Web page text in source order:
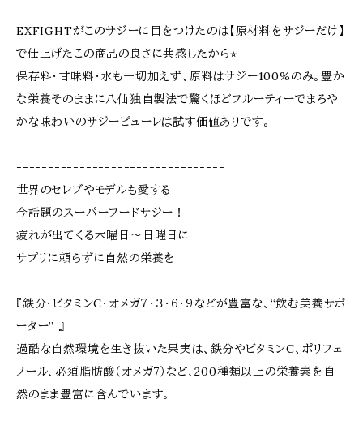
EXFIGHTがこのサジーに目をつけたのは【原材料をサジーだけ】
で仕上げたこの商品の良さに共感したから⭐︎
保存料・甘味料・水も一切加えず、原料はサジー100%のみ。豊か
な栄養そのままに八仙独自製法で驚くほどフルーティーでまろや
かな味わいのサジーピューレは試す価値ありです。
---------------------------------
世界のセレブやモデルも愛する
今話題のスーパーフードサジー！
疲れが出てくる木曜日～日曜日に
サプリに頼らずに自然の栄養を
---------------------------------
『鉄分・ビタミンC・オメガ７・３・６・９などが豊富な、“飲む美養サポ
ーター” 』
過酷な自然環境を生き抜いた果実は、鉄分やビタミンC、ポリフェ
ノール、必須脂肪酸（オメガ7）など、200種類以上の栄養素を自
然のまま豊富に含んでいます。